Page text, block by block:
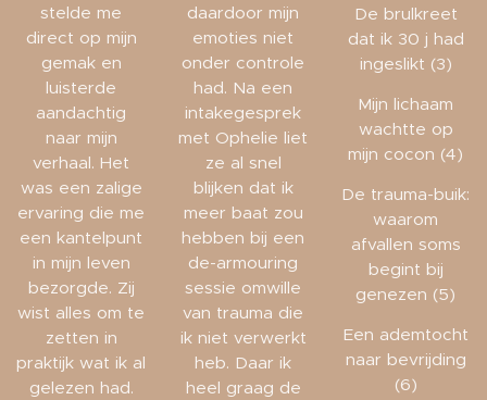
stelde me
direct op mijn
gemak en
luisterde
aandachtig
naar mijn
verhaal. Het
was een zalige
ervaring die me
een kantelpunt
in mijn leven
bezorgde. Zij
wist alles om te
zetten in
praktijk wat ik al
gelezen had.
daardoor mijn
emoties niet
onder controle
had. Na een
intakegesprek
met Ophelie liet
ze al snel
blijken dat ik
meer baat zou
hebben bij een
de-armouring
sessie omwille
van trauma die
ik niet verwerkt
heb. Daar ik
heel graag de
De brulkreet
dat ik 30 j had
ingeslikt (3)
Mijn lichaam
wachtte op
mijn cocon (4)
De trauma-buik:
waarom
afvallen soms
begint bij
genezen (5)
Een ademtocht
naar bevrijding
(6)